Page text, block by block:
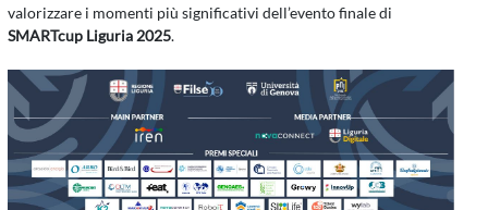
valorizzare i momenti più significativi dell’evento finale di
SMARTcup Liguria 2025.